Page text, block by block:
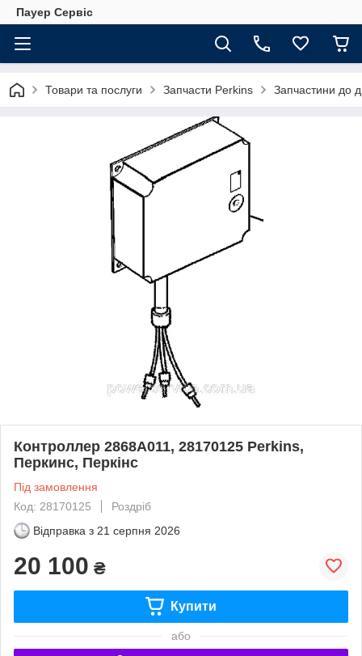
Пауер Сервіс
Товари та послуги Запчасти Perkins Запчастини до
Контроллер 2868A011, 28170125 Perkins,
Перкинс, Перкінс
Під замовлення
Код: 28170125
Роздріб
Відправка з 21 серпня 2026
20 100 ₴
Купити
або